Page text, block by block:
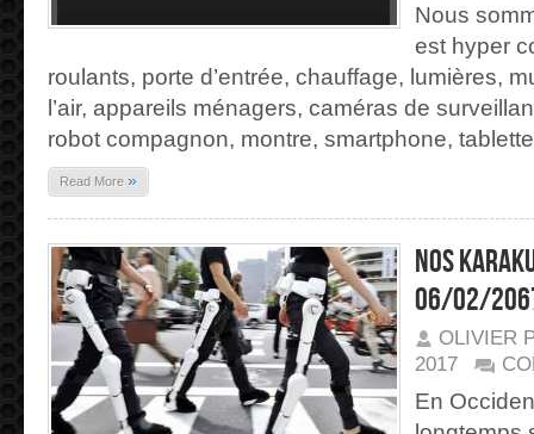
DE
POUVOIR…
|
27/03/2020
Nous
est hyper
roulants, porte d’entrée, chauffage, lumières,
l’air, appareils ménagers, caméras de
robot compagnon, montre, smartphone,
Read More »
Nos
06/02/
OLIVIER
2017
En